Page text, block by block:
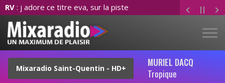
RV : j adore ce titre eva, sur la piste
MURIEL DACQ
Tropique